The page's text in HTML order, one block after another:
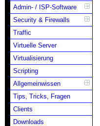
Admin- / ISP-Software
Security & Firewalls
Traffic
Virtuelle Server
Virtualisierung
Scripting
Allgemeinwissen
Tips, Tricks, Fragen
Clients
Downloads